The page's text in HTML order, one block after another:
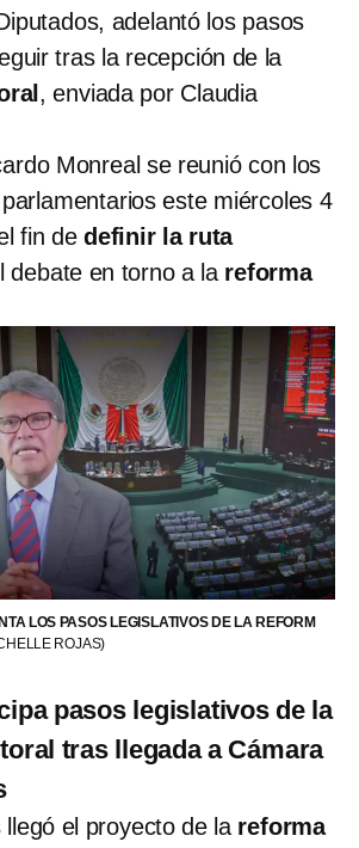
adelantó los pasos
tras la recepción de la
, enviada por Claudia
Monreal se reunió con los
este miércoles 4
fin dedefinir la ruta
debate en torno a la reforma
LOS PASOS LEGISLATIVOS DE LA REFORM
ROJAS)
pasos legislativos de la
tras llegada a Cámara
el proyecto de lareforma